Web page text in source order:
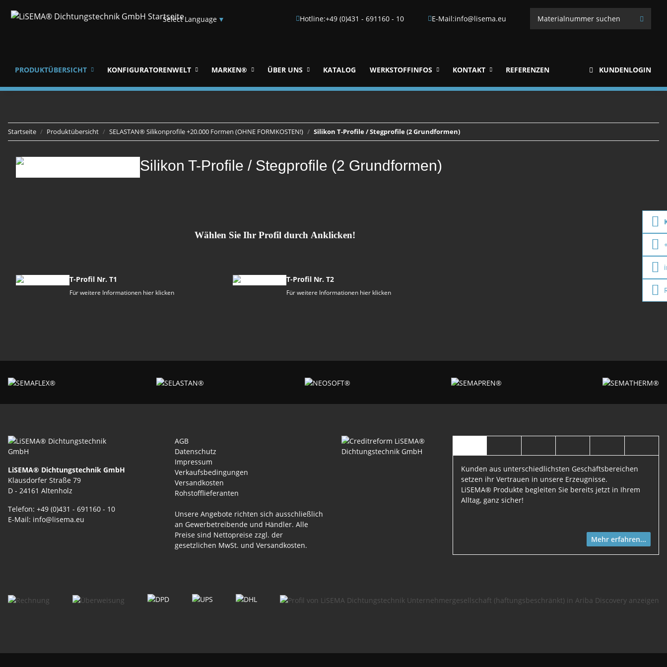
Select Language ▼ Hotline:+49 (0)431 - 691160 - 10 E-Mail:info@lisema.eu
KUNDENLOGIN
PRODUKTÜBERSICHT KONFIGURATORENWELT MARKEN® ÜBER UNS KATALOG WERKSTOFFINFOS KONTAKT REFERENZEN
Startseite Produktübersicht SELASTAN® Silikonprofile +20.000 Formen (OHNE FORMKOSTEN!) Silikon T-Profile / Stegprofile (2 Grundformen)
Silikon T-Profile / Stegprofile (2 Grundformen)
Wählen Sie Ihr Profil durch Anklicken!
T-Profil Nr. T1
Für weitere Informationen hier klicken
T-Profil Nr. T2
Für weitere Informationen hier klicken
LiSEMA® Dichtungstechnik GmbH
Klausdorfer Straße 79
D - 24161 Altenholz
Telefon: +49 (0)431 - 691160 - 10
E-Mail: info@lisema.eu
AGB
Datenschutz
Impressum
Verkaufsbedingungen
Versandkosten
Rohstofflieferanten
Unsere Angebote richten sich ausschließlich
an Gewerbetreibende und Händler. Alle
Preise sind Nettopreise zzgl. der
gesetzlichen MwSt. und Versandkosten.
Kunden aus unterschiedlichsten Geschäftsbereichen
setzen ihr Vertrauen in unsere Erzeugnisse.
LiSEMA® Produkte begleiten Sie bereits jetzt in Ihrem
Alltag, ganz sicher!
Mehr erfahren...